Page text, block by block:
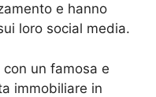
e hanno
loro social media.
un famosa e
immobiliare in